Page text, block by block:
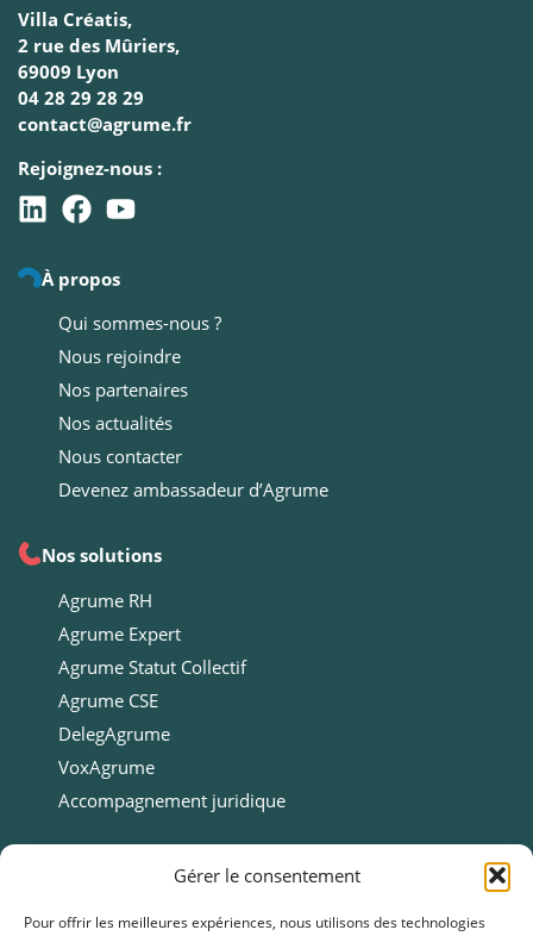
Gérer le consentement
Pour offrir les meilleures expériences, nous utilisons des technologies
Villa Créatis,
2 rue des Mûriers,
69009 Lyon
04 28 29 28 29
contact@agrume.fr
Rejoignez-nous :
À propos
Qui sommes-nous ?
Nous rejoindre
Nos partenaires
Nos actualités
Nous contacter
Devenez ambassadeur d’Agrume
Nos solutions
Agrume RH
Agrume Expert
Agrume Statut Collectif
Agrume CSE
DelegAgrume
VoxAgrume
Accompagnement juridique
Ressources